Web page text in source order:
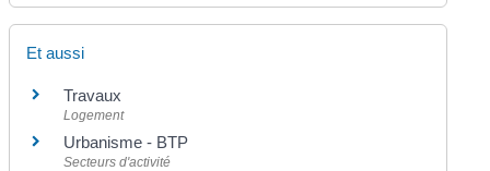
Et aussi
Travaux
Logement
Urbanisme - BTP
Secteurs d'activité